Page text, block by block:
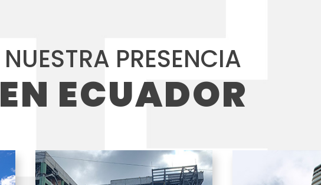
NUESTRA PRESENCIA
EN ECUADOR